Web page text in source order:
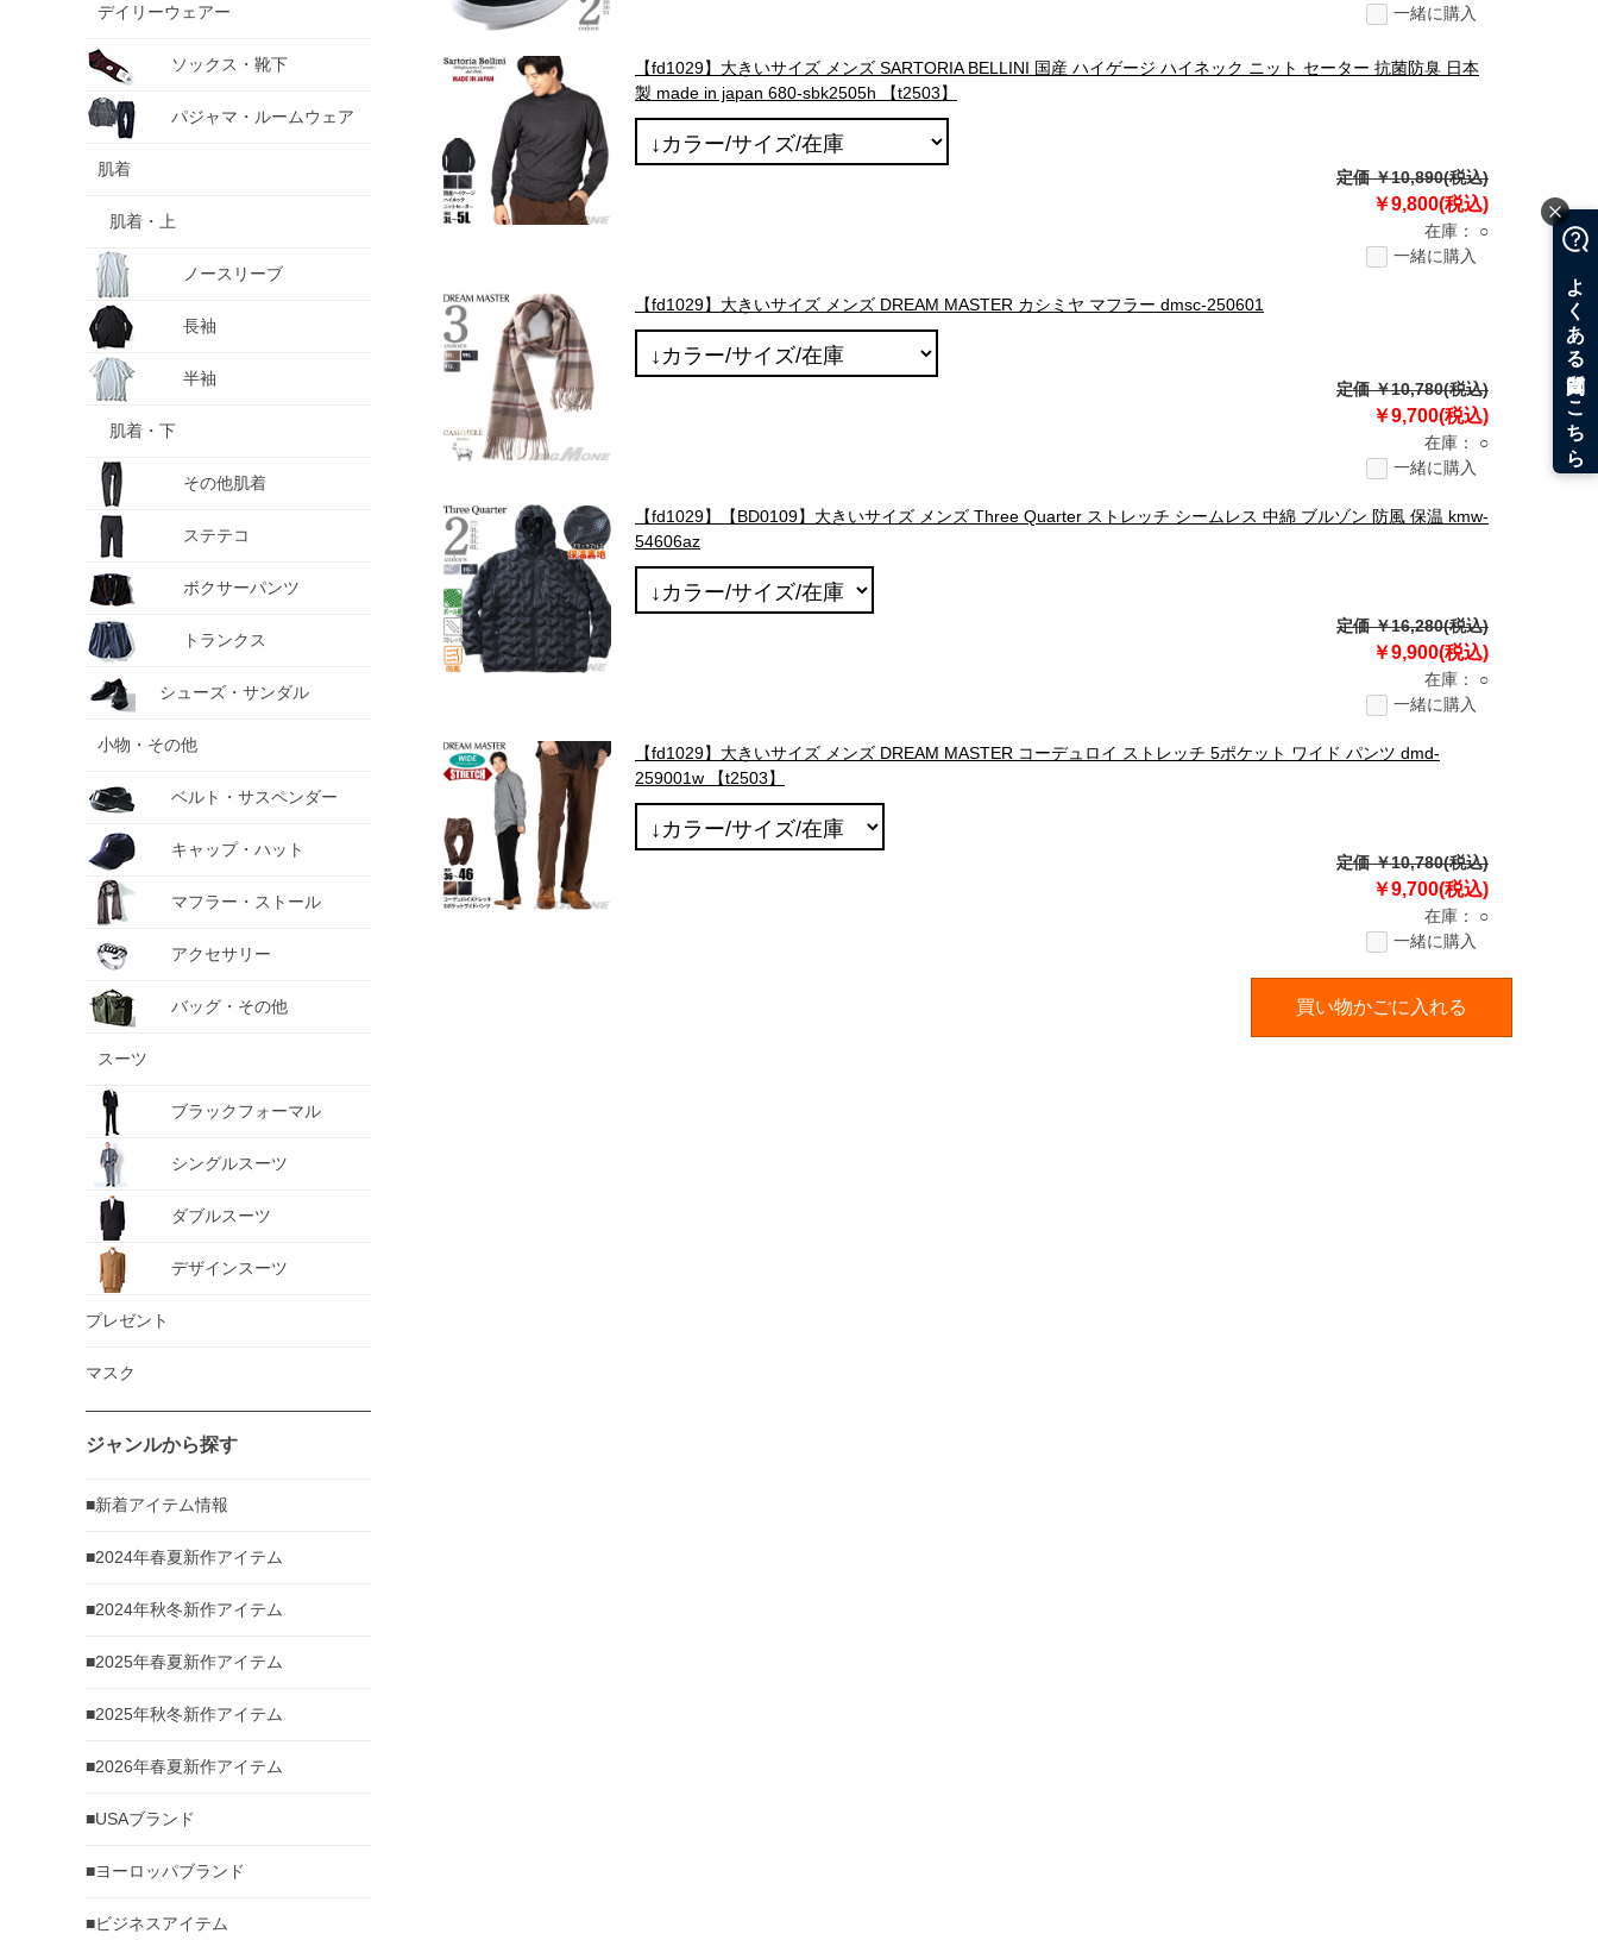
デイリーウェアー
ソックス・靴下
パジャマ・ルームウェア
肌着
肌着・上
ノースリーブ
長袖
半袖
肌着・下
その他肌着
ステテコ
ボクサーパンツ
トランクス
シューズ・サンダル
小物・その他
ベルト・サスペンダー
キャップ・ハット
マフラー・ストール
アクセサリー
バッグ・その他
スーツ
ブラックフォーマル
シングルスーツ
ダブルスーツ
デザインスーツ
プレゼント
マスク
ジャンルから探す
■新着アイテム情報
■2024年春夏新作アイテム
■2024年秋冬新作アイテム
■2025年春夏新作アイテム
■2025年秋冬新作アイテム
■2026年春夏新作アイテム
■USAブランド
■ヨーロッパブランド
■ビジネスアイテム
一緒に購入
【fd1029】大きいサイズ メンズ SARTORIA BELLINI 国産 ハイゲージ ハイネック ニット セーター 抗菌防臭 日本
製 made in japan 680-sbk2505h 【t2503】
定価 ￥10,890(税込)
￥9,800(税込)
在庫：
○
一緒に購入
【fd1029】大きいサイズ メンズ DREAM MASTER カシミヤ マフラー dmsc-250601
定価 ￥10,780(税込)
￥9,700(税込)
在庫：
○
一緒に購入
【fd1029】【BD0109】大きいサイズ メンズ Three Quarter ストレッチ シームレス 中綿 ブルゾン 防風 保温 kmw-
54606az
定価 ￥16,280(税込)
￥9,900(税込)
在庫：
○
一緒に購入
【fd1029】大きいサイズ メンズ DREAM MASTER コーデュロイ ストレッチ 5ポケット ワイド パンツ dmd-
259001w 【t2503】
定価 ￥10,780(税込)
￥9,700(税込)
在庫：
○
一緒に購入
買い物かごに入れる